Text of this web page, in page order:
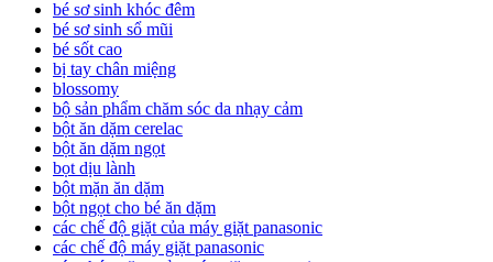
bé sơ sinh khóc đêm
bé sơ sinh sổ mũi
bé sốt cao
bị tay chân miệng
blossomy
bộ sản phẩm chăm sóc da nhạy cảm
bột ăn dặm cerelac
bột ăn dặm ngọt
bọt dịu lành
bột mặn ăn dặm
bột ngọt cho bé ăn dặm
các chế độ giặt của máy giặt panasonic
các chế độ máy giặt panasonic